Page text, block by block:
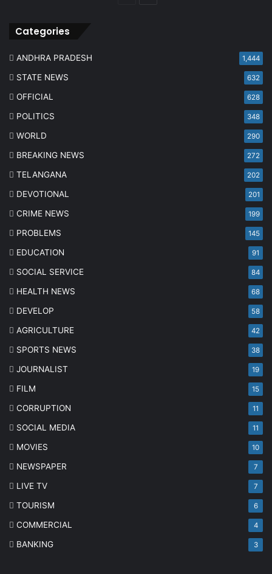
Categories
ANDHRA PRADESH 1,444
STATE NEWS 632
OFFICIAL 628
POLITICS 348
WORLD 290
BREAKING NEWS 272
TELANGANA 202
DEVOTIONAL 201
CRIME NEWS 199
PROBLEMS 145
EDUCATION 91
SOCIAL SERVICE 84
HEALTH NEWS 68
DEVELOP 58
AGRICULTURE 42
SPORTS NEWS 38
JOURNALIST 19
FILM 15
CORRUPTION 11
SOCIAL MEDIA 11
MOVIES 10
NEWSPAPER 7
LIVE TV 7
TOURISM 6
COMMERCIAL 4
BANKING 3